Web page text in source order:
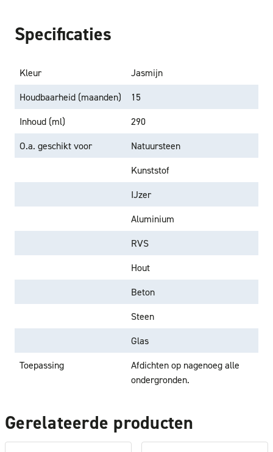
Specificaties
Kleur
Jasmijn
Houdbaarheid (maanden)
15
Inhoud (ml)
290
O.a. geschikt voor
Natuursteen
Kunststof
IJzer
Aluminium
RVS
Hout
Beton
Steen
Glas
Toepassing
Afdichten op nagenoeg alle
ondergronden.
Gerelateerde producten